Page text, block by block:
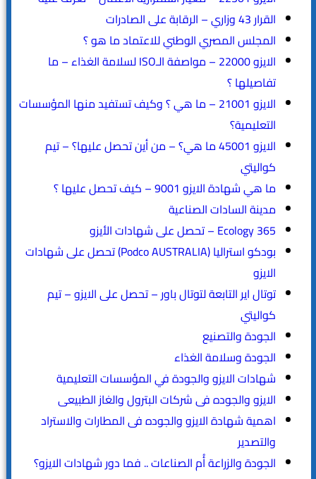
القرار 43 وزاري – الرقابة على الصادرات
المجلس المصري الوطني للاعتماد ما هو ؟
الايزو 22000 – مواصفة الـISO لسلامة الغذاء – ما
تفاصيلها ؟
الايزو 21001 – ما هي ؟ وكيف تستفيد منها المؤسسات
التعليمية؟
الايزو 45001 ما هي؟ – من أين تحصل عليها؟ – تيم
كواليتي
ما هي شهادة الايزو 9001 – كيف تحصل عليها ؟
مدينة السادات الصناعية
365 Ecology – تحصل على شهادات الأيزو
بودكو استراليا (Podco AUSTRALIA) تحصل على شهادات
الايزو
توتال اير التابعة لتوتال باور – تحصل على الايزو – تيم
كواليتي
الجودة والتصنيع
الجودة وسلامة الغذاء
شهادات الايزو والجودة في المؤسسات التعليمية
الايزو والجوده فى شركات البترول والغاز الطبيعى
اهمية شهادة الايزو والجوده فى المطارات والاستراد
والتصدير
الجودة والزراعة أُم الصناعات .. فما دور شهادات الايزو؟